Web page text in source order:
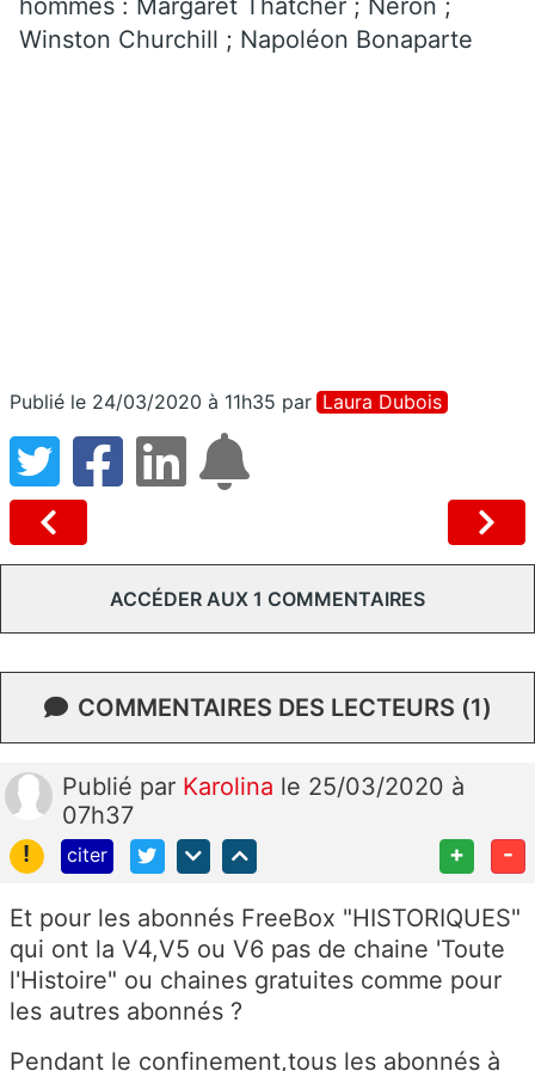
hommes : Margaret Thatcher ; Néron ;
Winston Churchill ; Napoléon Bonaparte
Publié le 24/03/2020 à 11h35 par Laura Dubois
ACCÉDER AUX 1 COMMENTAIRES
COMMENTAIRES DES LECTEURS (1)
Publié par Karolina le 25/03/2020 à
07h37
!
citer + -
Et pour les abonnés FreeBox "HISTORIQUES"
qui ont la V4,V5 ou V6 pas de chaine 'Toute
l'Histoire" ou chaines gratuites comme pour
les autres abonnés ?
Pendant le confinement,tous les abonnés à